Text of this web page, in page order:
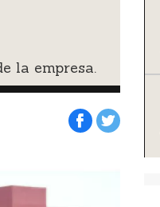
la empresa.